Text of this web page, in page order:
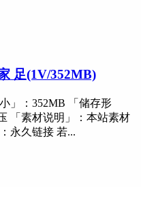
足(1V/352MB)
」：352MB 「储存形
「素材说明」：本站素材
永久链接 若...